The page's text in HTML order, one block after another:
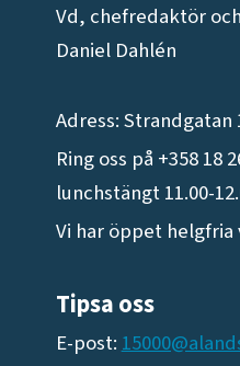
Vd, chefredaktör
Daniel Dahlén
Adress: Strandgatan
Ring oss på +358 18
lunchstängt 11.00-
Vi har öppet helgfria
Tipsa oss
E-post: